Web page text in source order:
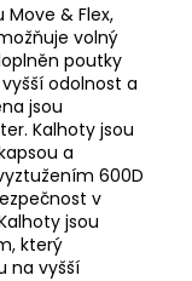
& Flex,
volný
poutky
odolnost a
jsou
Kalhoty jsou
a
600D
v
jsou
který
na vyšší